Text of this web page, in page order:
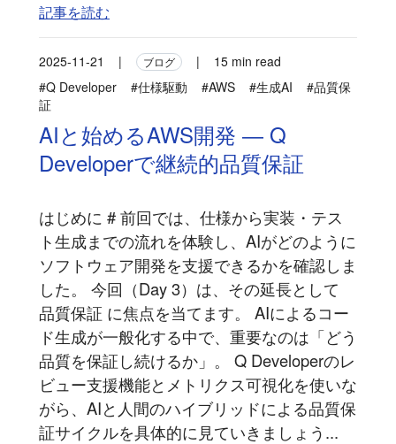
記事を読む
2025-11-21 | ブログ |
15 min read
#Q Developer
#仕様駆動 #AWS #生成AI
#品質保
証
AIと始めるAWS開発 ― Q
Developerで継続的品質保証
はじめに # 前回では、仕様から実装・テス
ト生成までの流れを体験し、AIがどのように
ソフトウェア開発を支援できるかを確認しま
した。 今回（Day 3）は、その延長として
品質保証 に焦点を当てます。 AIによるコー
ド生成が一般化する中で、重要なのは「どう
品質を保証し続けるか」。 Q Developerのレ
ビュー支援機能とメトリクス可視化を使いな
がら、AIと人間のハイブリッドによる品質保
証サイクルを具体的に見ていきましょう...